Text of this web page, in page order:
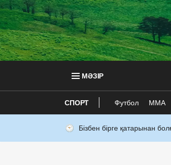
МӘЗІР
СПОРТ Футбол ММА
Бізбен бірге қатарынан